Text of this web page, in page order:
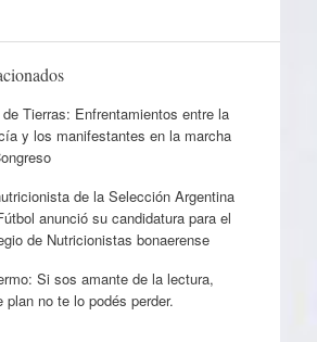
de Tierras: Enfrentamientos entre la
y los manifestantes en la marcha
de la Selección Argentina
anunció su candidatura para el
de Nutricionistas bonaerense
Si sos amante de la lectura,
plan no te lo podés perder.